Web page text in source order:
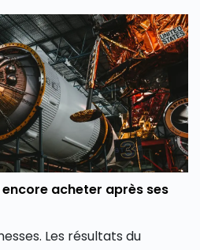
en Bourse avec de
approches. Dans cet
l’intelligence artificielle
d’investir en Bourse et
les opportunités des
acheter après ses
Les résultats du